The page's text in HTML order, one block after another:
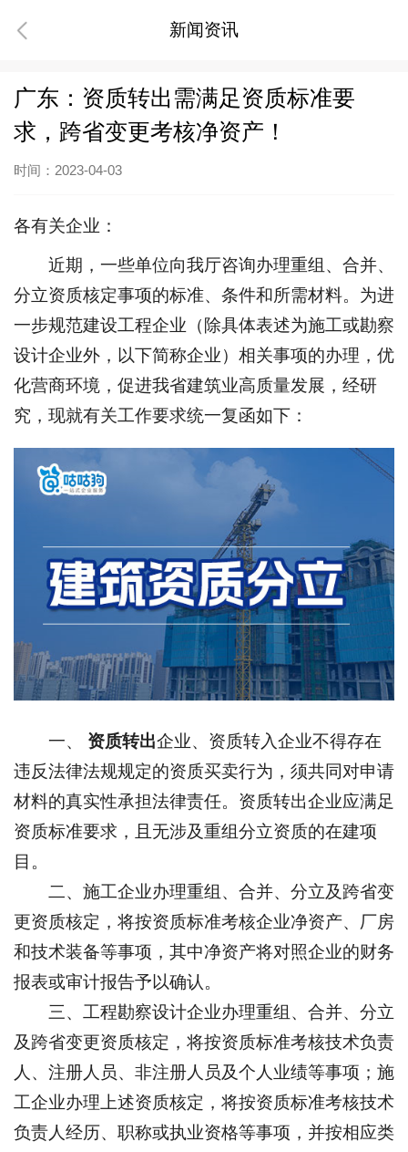
新闻资讯
广东：资质转出需满足资质标准要
求，跨省变更考核净资产！
时间：2023-04-03
各有关企业：
近期，一些单位向我厅咨询办理重组、合并、
分立资质核定事项的标准、条件和所需材料。为进
一步规范建设工程企业（除具体表述为施工或勘察
设计企业外，以下简称企业）相关事项的办理，优
化营商环境，促进我省建筑业高质量发展，经研
究，现就有关工作要求统一复函如下：
一、 资质转出企业、资质转入企业不得存在
违反法律法规规定的资质买卖行为，须共同对申请
材料的真实性承担法律责任。资质转出企业应满足
资质标准要求，且无涉及重组分立资质的在建项
目。
二、施工企业办理重组、合并、分立及跨省变
更资质核定，将按资质标准考核企业净资产、厂房
和技术装备等事项，其中净资产将对照企业的财务
报表或审计报告予以确认。
三、工程勘察设计企业办理重组、合并、分立
及跨省变更资质核定，将按资质标准考核技术负责
人、注册人员、非注册人员及个人业绩等事项；施
工企业办理上述资质核定，将按资质标准考核技术
负责人经历、职称或执业资格等事项，并按相应类